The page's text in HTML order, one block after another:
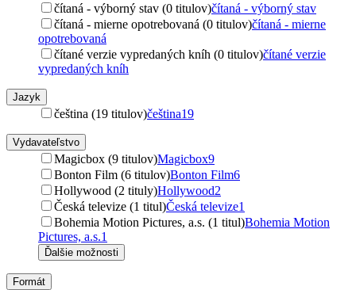
čítaná - výborný stav (0 titulov)čítaná - výborný stav
čítaná - mierne opotrebovaná (0 titulov)čítaná - mierne
opotrebovaná
čítané verzie vypredaných kníh (0 titulov)čítané verzie
vypredaných kníh
Jazyk
čeština (19 titulov)čeština19
Vydavateľstvo
Magicbox (9 titulov)Magicbox9
Bonton Film (6 titulov)Bonton Film6
Hollywood (2 tituly)Hollywood2
Česká televize (1 titul)Česká televize1
Bohemia Motion Pictures, a.s. (1 titul)Bohemia Motion
Pictures, a.s.1
Ďalšie možnosti
Formát